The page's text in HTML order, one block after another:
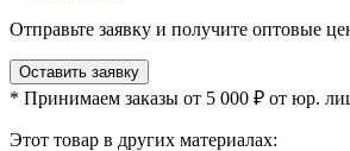
Отправьте заявку и получите оптовые
Оставить заявку
* Принимаем заказы от 5 000 ₽ от юр.
Этот товар в других материалах: